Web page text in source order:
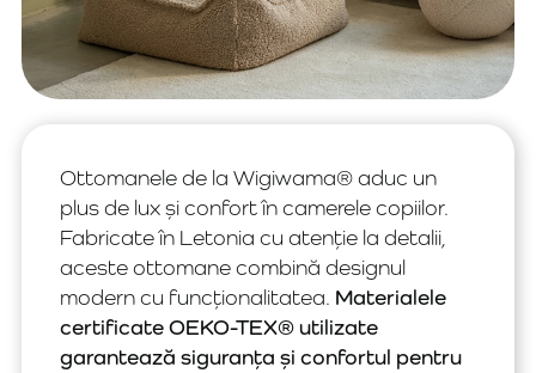
Ottomanele de la Wigiwama® aduc un
plus de lux și confort în camerele copiilor.
Fabricate în Letonia cu atenție la detalii,
aceste ottomane combină designul
modern cu funcționalitatea. Materialele
certificate OEKO-TEX® utilizate
garantează siguranța și confortul pentru